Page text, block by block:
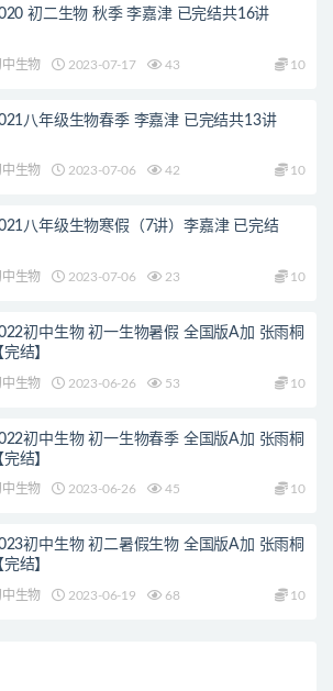
初二生物 秋季 李嘉津 已完结共16讲
中生物 2023-07-17 43 10
八年级生物春季 李嘉津 已完结共13讲
中生物 2023-07-06 42 10
八年级生物寒假（7讲）李嘉津 已完结
中生物 2023-07-06 23 10
初中生物 初一生物暑假 全国版A加 张雨桐
完结】
中生物 2023-06-26 53 10
初中生物 初一生物春季 全国版A加 张雨桐
完结】
中生物 2023-06-26 45 10
初中生物 初二暑假生物 全国版A加 张雨桐
完结】
中生物 2023-06-19 68 10